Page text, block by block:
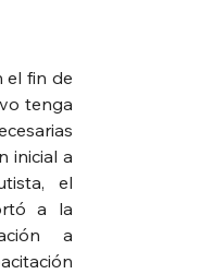
el fin de
tenga
inicial a
el
a la
a